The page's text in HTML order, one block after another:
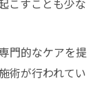
こすことも少な
門的なケアを提
術が行われてい